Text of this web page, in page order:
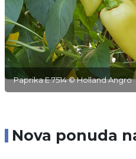
Paprika E 7514 © Holland Angro
Nova ponuda